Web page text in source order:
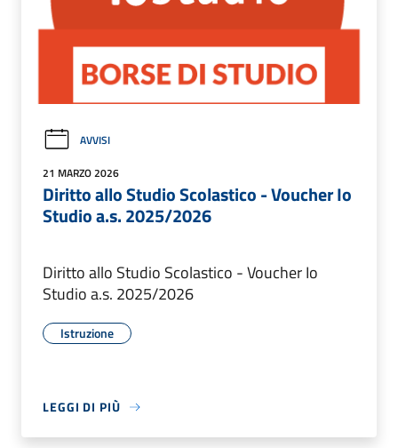
AVVISI
21 MARZO 2026
Diritto allo Studio Scolastico - Voucher Io
Studio a.s. 2025/2026
Diritto allo Studio Scolastico - Voucher Io
Studio a.s. 2025/2026
Istruzione
LEGGI DI PIÙ